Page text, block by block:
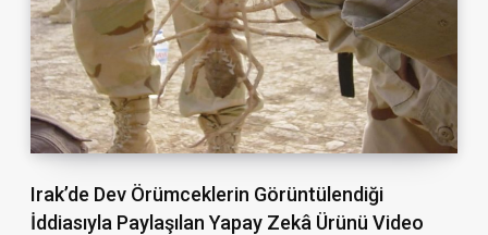
Irak’de Dev Örümceklerin Görüntülendiği
İddiasıyla Paylaşılan Yapay Zekâ Ürünü Video